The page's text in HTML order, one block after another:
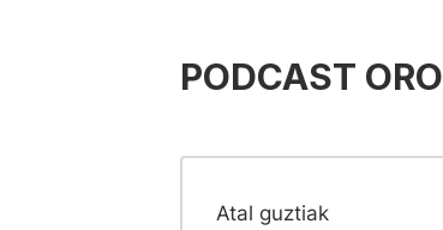
PODCAST ORO
Atal guztiak